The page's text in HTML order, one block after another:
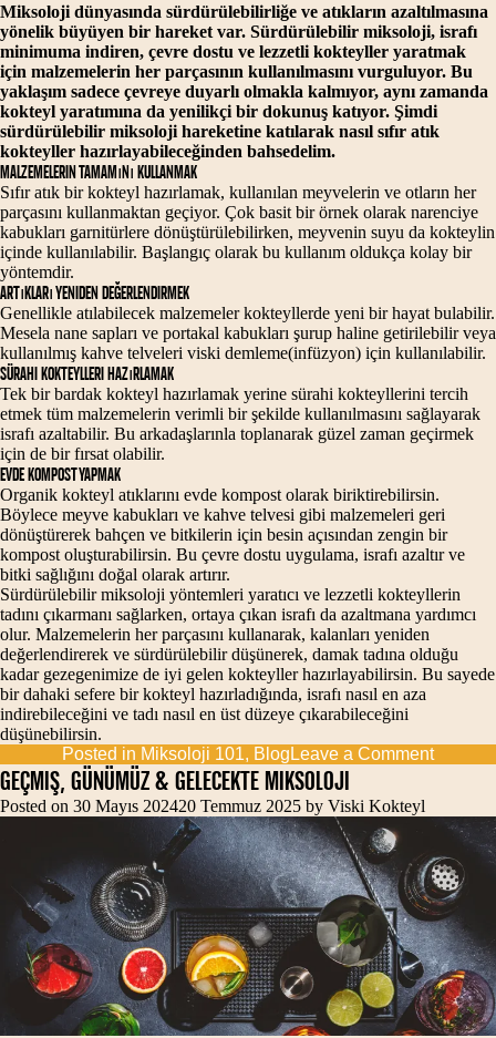
Miksoloji dünyasında sürdürülebilirliğe ve atıkların azaltılmasına
yönelik büyüyen bir hareket var. Sürdürülebilir miksoloji, israfı
minimuma indiren, çevre dostu ve lezzetli kokteyller yaratmak
için malzemelerin her parçasının kullanılmasını vurguluyor. Bu
yaklaşım sadece çevreye duyarlı olmakla kalmıyor, aynı zamanda
kokteyl yaratımına da yenilikçi bir dokunuş katıyor. Şimdi
sürdürülebilir miksoloji hareketine katılarak nasıl sıfır atık
kokteyller hazırlayabileceğinden bahsedelim.
Malzemelerin Tamamını Kullanmak
Sıfır atık bir kokteyl hazırlamak, kullanılan meyvelerin ve otların her
parçasını kullanmaktan geçiyor. Çok basit bir örnek olarak narenciye
kabukları garnitürlere dönüştürülebilirken, meyvenin suyu da kokteylin
içinde kullanılabilir. Başlangıç olarak bu kullanım oldukça kolay bir
yöntemdir.
Artıkları Yeniden Değerlendirmek
Genellikle atılabilecek malzemeler kokteyllerde yeni bir hayat bulabilir.
Mesela nane sapları ve portakal kabukları şurup haline getirilebilir veya
kullanılmış kahve telveleri viski demleme(infüzyon) için kullanılabilir.
Sürahi Kokteylleri Hazırlamak
Tek bir bardak kokteyl hazırlamak yerine sürahi kokteyllerini tercih
etmek tüm malzemelerin verimli bir şekilde kullanılmasını sağlayarak
israfı azaltabilir. Bu arkadaşlarınla toplanarak güzel zaman geçirmek
için de bir fırsat olabilir.
Evde Kompost Yapmak
Organik kokteyl atıklarını evde kompost olarak biriktirebilirsin.
Böylece meyve kabukları ve kahve telvesi gibi malzemeleri geri
dönüştürerek bahçen ve bitkilerin için besin açısından zengin bir
kompost oluşturabilirsin. Bu çevre dostu uygulama, israfı azaltır ve
bitki sağlığını doğal olarak artırır.
Sürdürülebilir miksoloji yöntemleri yaratıcı ve lezzetli kokteyllerin
tadını çıkarmanı sağlarken, ortaya çıkan israfı da azaltmana yardımcı
olur. Malzemelerin her parçasını kullanarak, kalanları yeniden
değerlendirerek ve sürdürülebilir düşünerek, damak tadına olduğu
kadar gezegenimize de iyi gelen kokteyller hazırlayabilirsin. Bu sayede
bir dahaki sefere bir kokteyl hazırladığında, israfı nasıl en aza
indirebileceğini ve tadı nasıl en üst düzeye çıkarabileceğini
düşünebilirsin.
Posted in Miksoloji 101, Blog Leave a Commenton
ve
Sıfır
Atık
Geçmiş, Günümüz & Gelecekte Miksoloji
Posted on 30 Mayıs 202420 Temmuz 2025 by Viski Kokteyl